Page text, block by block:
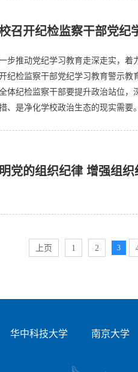
召开纪检监察干部党纪
步推动党纪学习教育走深走实，
纪检监察干部党纪学习教育警示教
体纪检监察干部要提升政治站位，
、是净化学校政治生态的现实需要
党的组织纪律 增强组织
上页 1 2 3
华中科技大学 南京大学